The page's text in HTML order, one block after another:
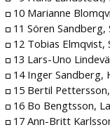
10 Marianne
11 Sören Sandberg,
12 Tobias Elmqvist,
13 Lars-Uno
14 Inger Sandberg,
15 Bertil
16 Bo Bengtsson,
17 Ann-Britt